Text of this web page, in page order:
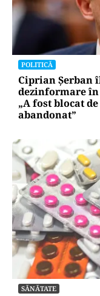
POLITICĂ
Ciprian Șerban
dezinformare
„A fost blocat
abandonat”
SĂNĂTATE